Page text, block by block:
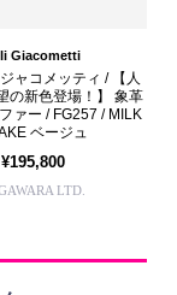
Giacometti
ャコメッティ / 【人
の新色登場！】 象革
ァー / FG257 / MILK
ベージュ
¥195,800
LTD.